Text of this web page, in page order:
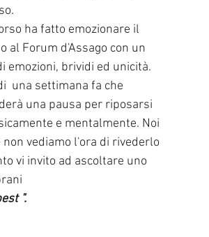
ha fatto emozionare il
al Forum d'Assago con un
emozioni, brividi ed unicità.
una settimana fa che
una pausa per riposarsi
e mentalmente. Noi
vediamo l'ora di rivederlo
vi invito ad ascoltare uno
".